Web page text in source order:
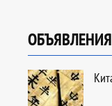
ОБЪЯВЛЕНИЯ